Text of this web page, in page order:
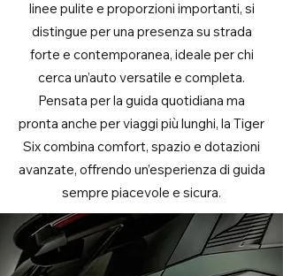
linee pulite e proporzioni importanti, si
distingue per una presenza su strada
forte e contemporanea, ideale per chi
cerca un’auto versatile e completa.
Pensata per la guida quotidiana ma
pronta anche per viaggi più lunghi, la Tiger
Six combina comfort, spazio e dotazioni
avanzate, offrendo un’esperienza di guida
sempre piacevole e sicura.